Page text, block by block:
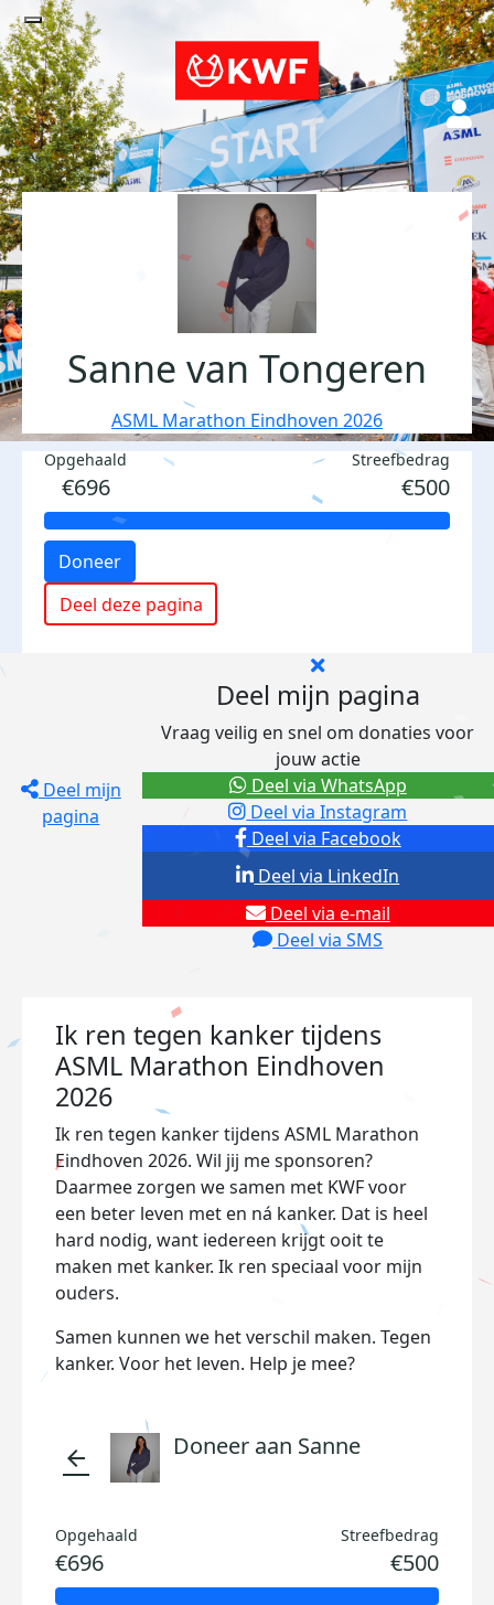
Sanne van Tongeren
ASML Marathon Eindhoven 2026
Opgehaald
€696
Streefbedrag
€500
Doneer
Deel deze pagina
Deel mijn
pagina
Deel mijn pagina
Vraag veilig en snel om donaties voor
jouw actie
Deel via Facebook
Deel via Instagram
Deel via e-mail
Deel via SMS
Deel via LinkedIn
Deel via WhatsApp
Ik ren tegen kanker tijdens
ASML Marathon Eindhoven
2026
Ik ren tegen kanker tijdens ASML Marathon
Eindhoven 2026. Wil jij me sponsoren?
Daarmee zorgen we samen met KWF voor
een beter leven met en ná kanker. Dat is heel
hard nodig, want iedereen krijgt ooit te
maken met kanker. Ik ren speciaal voor mijn
ouders.
Samen kunnen we het verschil maken. Tegen
kanker. Voor het leven. Help je mee?
arrow_back Doneer aan Sanne
Opgehaald
€696
Streefbedrag
€500